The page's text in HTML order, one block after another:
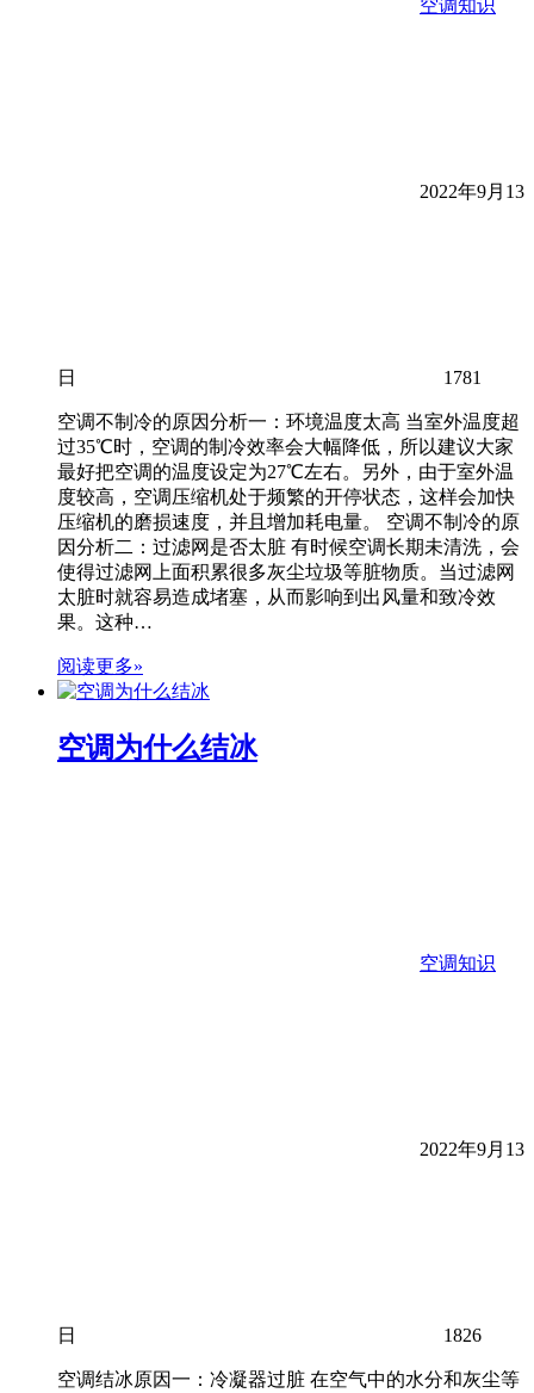
空调知识
2022年9月13
日 1781
空调不制冷的原因分析一：环境温度太高 当室外温度超
过35℃时，空调的制冷效率会大幅降低，所以建议大家
最好把空调的温度设定为27℃左右。另外，由于室外温
度较高，空调压缩机处于频繁的开停状态，这样会加快
压缩机的磨损速度，并且增加耗电量。 空调不制冷的原
因分析二：过滤网是否太脏 有时候空调长期未清洗，会
使得过滤网上面积累很多灰尘垃圾等脏物质。当过滤网
太脏时就容易造成堵塞，从而影响到出风量和致冷效
果。这种…
阅读更多»
空调为什么结冰
空调知识
2022年9月13
日 1826
空调结冰原因一：冷凝器过脏 在空气中的水分和灰尘等